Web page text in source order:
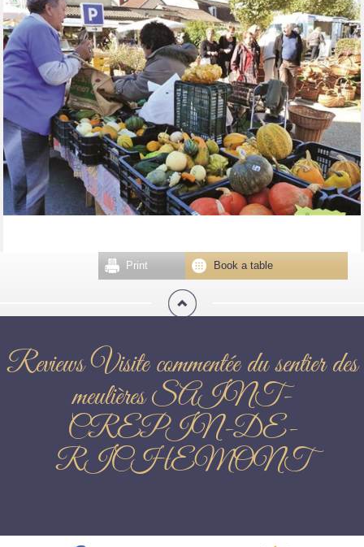
Book a table
Print
Reviews Visite commentée du sentier des
meulières SAINT-
CREPIN-DE-
RICHEMONT